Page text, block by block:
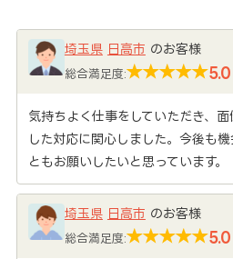
埼玉県 日高市 のお客様
総合満足度: 5.0
気持ちよく仕事をしていただき、
した対応に関心しました。今後も
ともお願いしたいと思っています。
埼玉県 日高市 のお客様
総合満足度: 5.0